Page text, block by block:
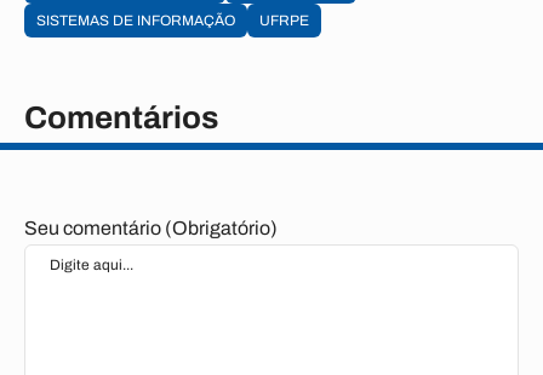
SISTEMAS DE INFORMAÇÃO
UFRPE
Comentários
Seu comentário (Obrigatório)